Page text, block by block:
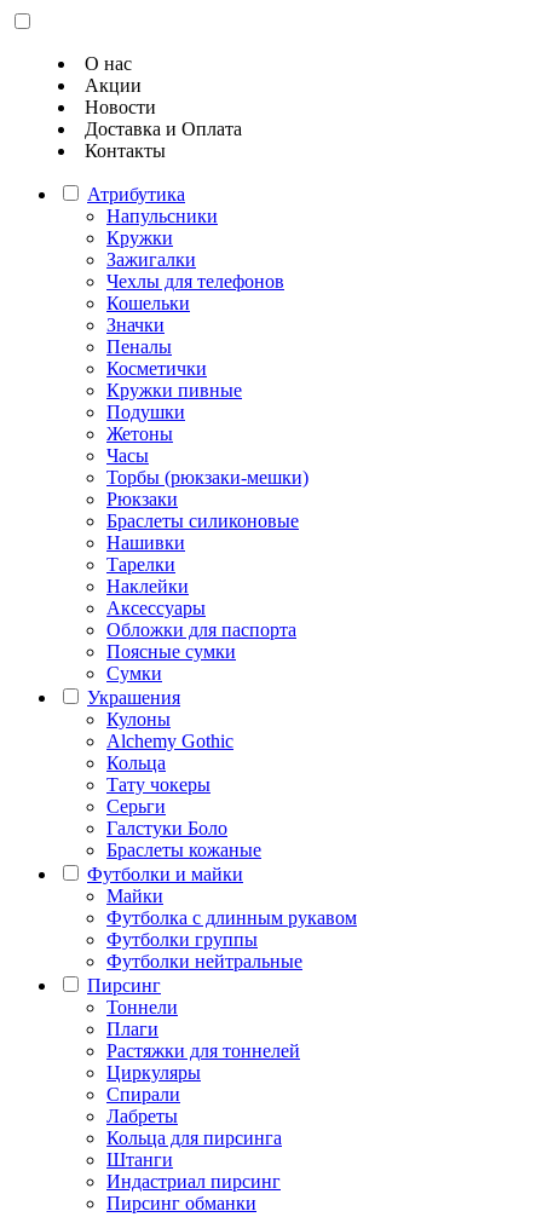
О нас
Акции
Новости
Доставка и Оплата
Контакты
Атрибутика
Напульсники
Кружки
Зажигалки
Чехлы для телефонов
Кошельки
Значки
Пеналы
Косметички
Кружки пивные
Подушки
Жетоны
Часы
Торбы (рюкзаки-мешки)
Рюкзаки
Браслеты силиконовые
Нашивки
Тарелки
Наклейки
Аксессуары
Обложки для паспорта
Поясные сумки
Сумки
Украшения
Кулоны
Alchemy Gothic
Кольца
Тату чокеры
Серьги
Галстуки Боло
Браслеты кожаные
Футболки и майки
Майки
Футболка с длинным рукавом
Футболки группы
Футболки нейтральные
Пирсинг
Тоннели
Плаги
Растяжки для тоннелей
Циркуляры
Спирали
Лабреты
Кольца для пирсинга
Штанги
Индастриал пирсинг
Пирсинг обманки